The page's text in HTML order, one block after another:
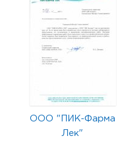
ООО "ПИК-Фарма
Лек"